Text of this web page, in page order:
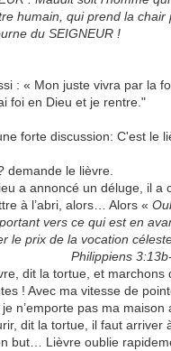
humain, qui prend la chair
du SEIGNEUR !
: « Mon juste vivra par la
foi en Dieu et je rentre."
forte discussion: C'est le
demande le lièvre.
a annoncé un déluge, il a
à l’abri, alors… Alors «
vers ce qui est en
le prix de la vocation
3:13b-
dit la tortue, et marchons
! Avec ma vitesse de
n’emporte pas ma maison
dit la tortue, il faut arriver
but… Lièvre oublie